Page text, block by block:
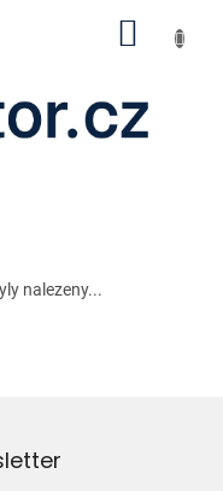
nalezeny...